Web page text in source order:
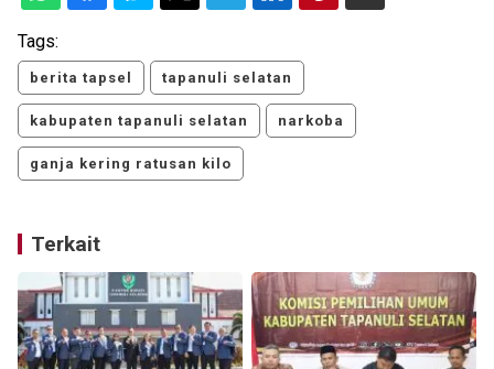
Tags:
berita tapsel tapanuli selatan
kabupaten tapanuli selatan narkoba
ganja kering ratusan kilo
Terkait